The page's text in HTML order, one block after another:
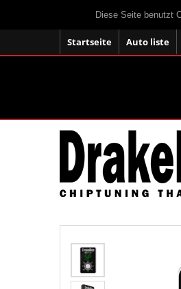
Diese Seite benutzt
Startseite Auto liste